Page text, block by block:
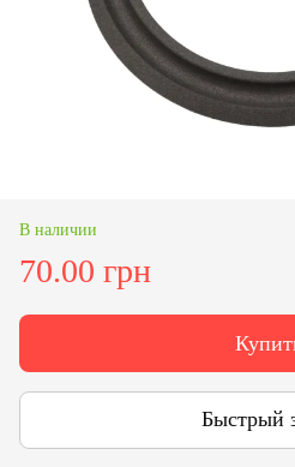
В наличии
70.00 грн
Быстрый